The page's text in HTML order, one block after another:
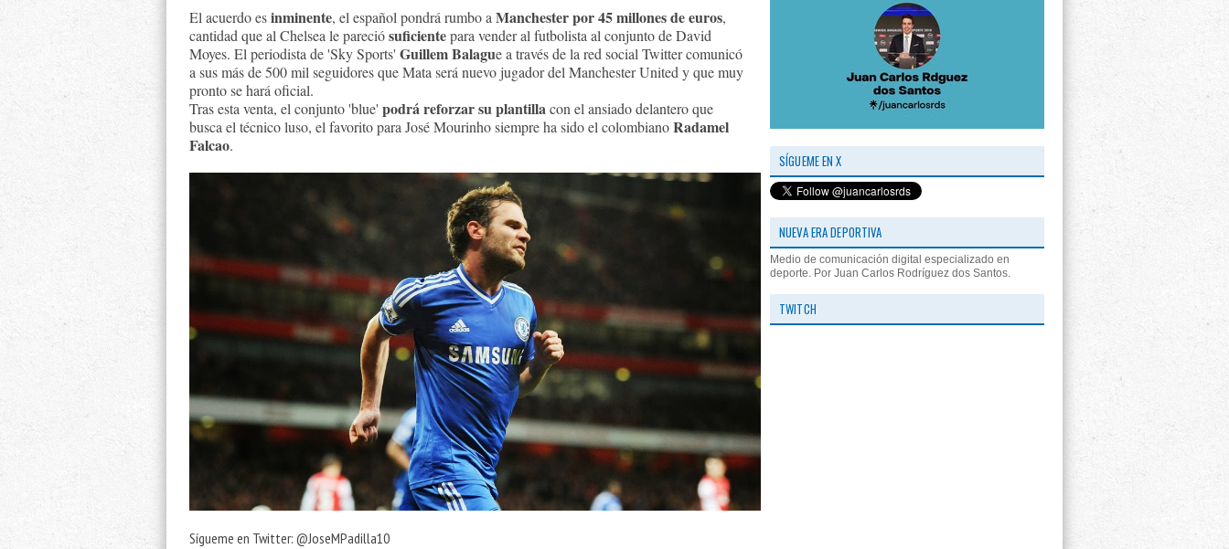
El acuerdo esinminente, el español pondrá rumbo a Manchester por 45 millones de euros,
cantidad que al Chelsea le pareciósuficientepara vender al futbolista al conjunto de David
Moyes. El periodista de 'Sky Sports' Guillem Balague a través de la red social Twitter comunicó
a sus más de 500 mil seguidores que Mata será nuevo jugador del Manchester United y que muy
pronto se hará oficial.
Tras esta venta, el conjunto 'blue' podrá reforzar su plantillacon el ansiado delantero que
busca el técnico luso, el favorito para José Mourinho siempre ha sido el colombianoRadamel
Falcao.
Sígueme en Twitter: @JoseMPadilla10
SÍGUEME EN X
NUEVA ERA DEPORTIVA
Medio de comunicación digital especializado en
deporte. Por Juan Carlos Rodríguez dos Santos.
TWITCH